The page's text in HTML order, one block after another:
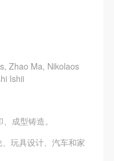
Zhao Ma, Nikolaos
Ishii
成型铸造。
玩具设计、汽车和家